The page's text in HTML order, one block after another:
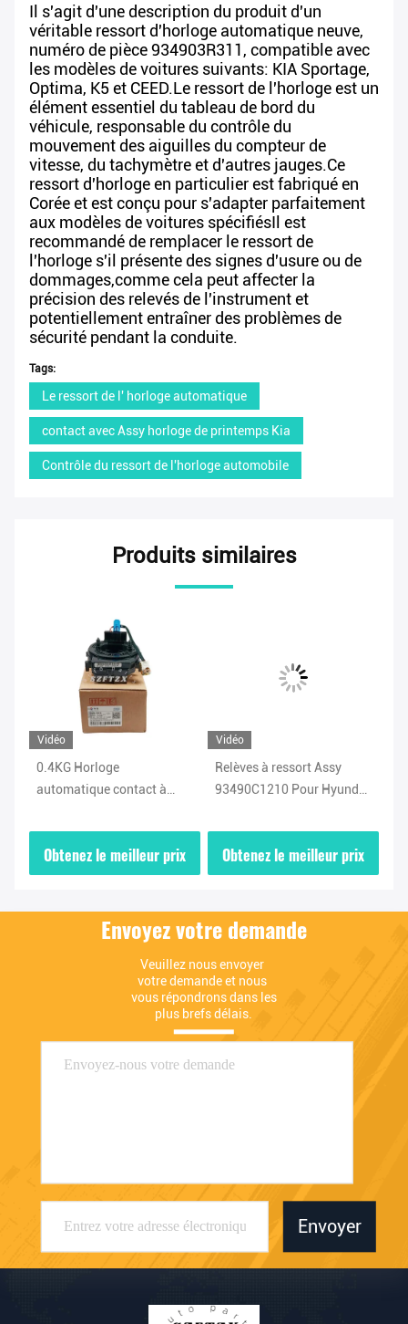
Il s'agit d'une description du produit d'un
véritable ressort d'horloge automatique neuve,
numéro de pièce 934903R311, compatible avec
les modèles de voitures suivants: KIA Sportage,
Optima, K5 et CEED.Le ressort de l'horloge est un
élément essentiel du tableau de bord du
véhicule, responsable du contrôle du
mouvement des aiguilles du compteur de
vitesse, du tachymètre et d'autres jauges.Ce
ressort d'horloge en particulier est fabriqué en
Corée et est conçu pour s'adapter parfaitement
aux modèles de voitures spécifiésIl est
recommandé de remplacer le ressort de
l'horloge s'il présente des signes d'usure ou de
dommages,comme cela peut affecter la
précision des relevés de l'instrument et
potentiellement entraîner des problèmes de
sécurité pendant la conduite.
Tags:
Le ressort de l' horloge automatique
contact avec Assy horloge de printemps Kia
Contrôle du ressort de l'horloge automobile
Produits similaires
Vidéo
0.4KG Horloge
automatique contact à
Hyundai Elantra Horloge à
ressort Ix35 Ix25 2017-
2021
Obtenez le meilleur prix
Vidéo
Relèves à ressort Assy
93490C1210 Pour Hyundai
Obtenez le meilleur prix
Envoyez votre demande
Veuillez nous envoyer
votre demande et nous
vous répondrons dans les
plus brefs délais.
Envoyer